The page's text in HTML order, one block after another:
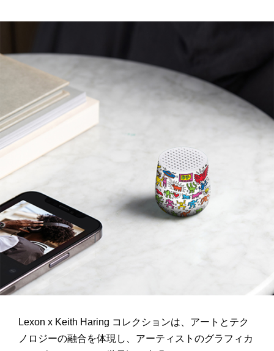
Lexon x Keith Haring コレクションは、アートとテク
ノロジーの融合を体現し、アーティストのグラフィカ